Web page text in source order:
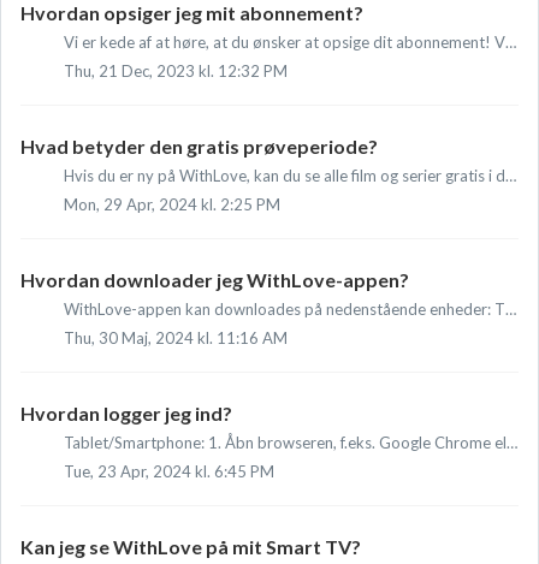
Hvordan opsiger jeg mit abonnement?
Vi er kede af at høre, at du ønsker at opsige dit abonnement! Vidste du, at hvis du for eksempel midlertidigt ikke er i stand til at se vores film og serier...
Thu, 21 Dec, 2023 kl. 12:32 PM
Hvad betyder den gratis prøveperiode?
Hvis du er ny på WithLove, kan du se alle film og serier gratis i de første 7 dage. Klik på knappen 'Registrer' for at oprette en konto. Efter disse...
Mon, 29 Apr, 2024 kl. 2:25 PM
Hvordan downloader jeg WithLove-appen?
WithLove-appen kan downloades på nedenstående enheder: TV: via Smart TV-app'en på dit TV. PC og laptop: Gå til www.withlove.tv og log ind på din konto....
Thu, 30 Maj, 2024 kl. 11:16 AM
Hvordan logger jeg ind?
Tablet/Smartphone: 1. Åbn browseren, f.eks. Google Chrome eller Safari, på din telefon. 2. Gå til www.withlove.tv 3. Klik på 'Log ind'. Denne muligh...
Tue, 23 Apr, 2024 kl. 6:45 PM
Kan jeg se WithLove på mit Smart TV?